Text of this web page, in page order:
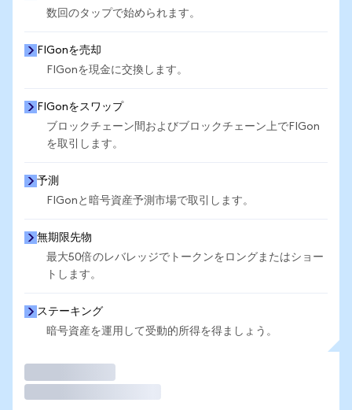
数回のタップで始められます。
FIGonを売却
FIGonを現金に交換します。
FIGonをスワップ
ブロックチェーン間およびブロックチェーン上でFIGon
を取引します。
予測
FIGonと暗号資産予測市場で取引します。
無期限先物
最大50倍のレバレッジでトークンをロングまたはショー
トします。
ステーキング
暗号資産を運用して受動的所得を得ましょう。